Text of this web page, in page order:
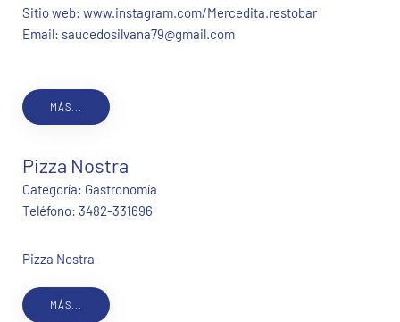
Sitio web: www.instagram.com/Mercedita.restobar
Email: saucedosilvana79@gmail.com
MÁS...
Pizza Nostra
Categoría: Gastronomía
Teléfono: 3482-331696
Pizza Nostra
MÁS...